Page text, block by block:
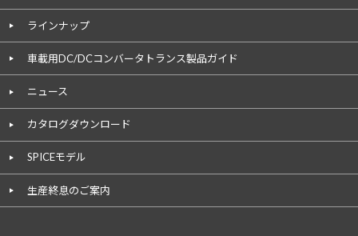
ラインナップ
車載用DC/DCコンバータトランス製品ガイド
ニュース
カタログダウンロード
SPICEモデル
生産終息のご案内